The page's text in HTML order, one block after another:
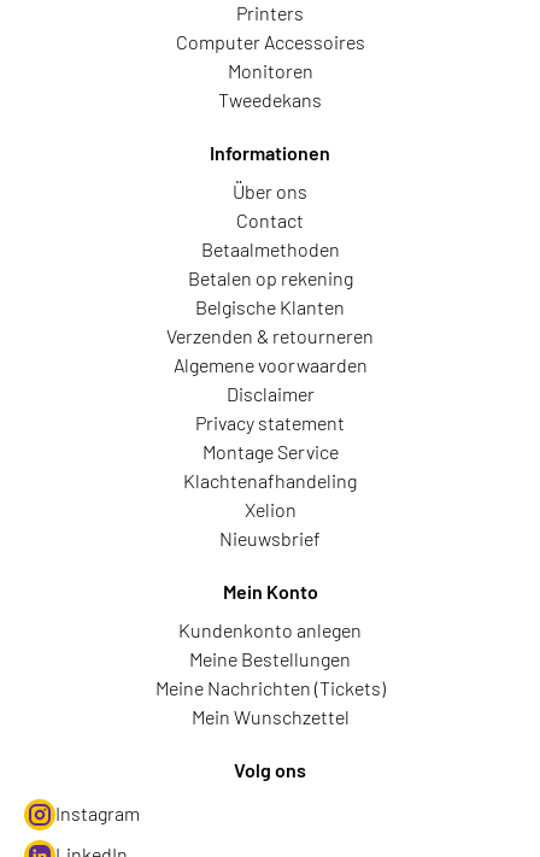
Printers
Computer Accessoires
Monitoren
Tweedekans
Informationen
Über ons
Contact
Betaalmethoden
Betalen op rekening
Belgische Klanten
Verzenden & retourneren
Algemene voorwaarden
Disclaimer
Privacy statement
Montage Service
Klachtenafhandeling
Xelion
Nieuwsbrief
Mein Konto
Kundenkonto anlegen
Meine Bestellungen
Meine Nachrichten (Tickets)
Mein Wunschzettel
Volg ons
Instagram